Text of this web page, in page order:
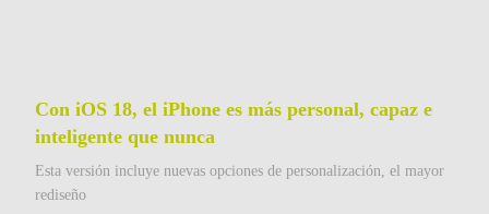
Con iOS 18, el iPhone es más personal, capaz e
inteligente que nunca
Esta versión incluye nuevas opciones de personalización, el mayor
rediseño